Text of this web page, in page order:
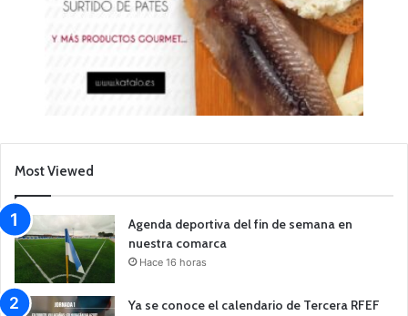
Most Viewed
Agenda deportiva del fin de semana en
nuestra comarca
Hace 16 horas
Ya se conoce el calendario de Tercera RFEF